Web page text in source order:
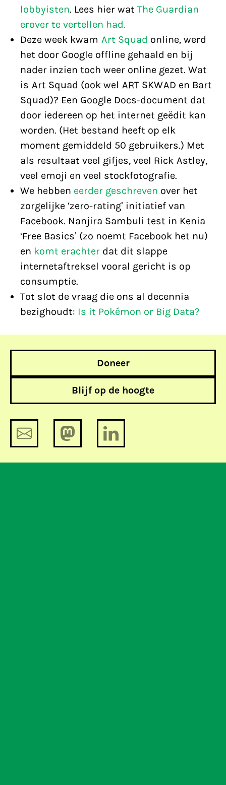
lobbyisten. Lees hier wat The Guardian
erover te vertellen had.
Deze week kwam Art Squad online, werd
het door Google offline gehaald en bij
nader inzien toch weer online gezet. Wat
is Art Squad (ook wel ART SKWAD en Bart
Squad)? Een Google Docs-document dat
door iedereen op het internet geëdit kan
worden. (Het bestand heeft op elk
moment gemiddeld 50 gebruikers.) Met
als resultaat veel gifjes, veel Rick Astley,
veel emoji en veel stockfotografie.
We hebben eerder geschreven over het
zorgelijke ‘zero-rating’ initiatief van
Facebook. Nanjira Sambuli test in Kenia
‘Free Basics’ (zo noemt Facebook het nu)
en komt erachter dat dit slappe
internetaftreksel vooral gericht is op
consumptie.
Tot slot de vraag die ons al decennia
bezighoudt: Is it Pokémon or Big Data?
Doneer
Blijf op de hoogte